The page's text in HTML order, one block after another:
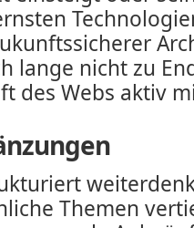
lange nicht zu
des Webs aktiv
Themen